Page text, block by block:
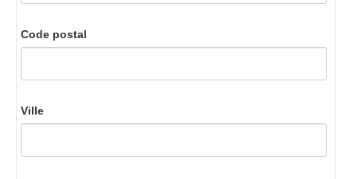
Code postal
Ville